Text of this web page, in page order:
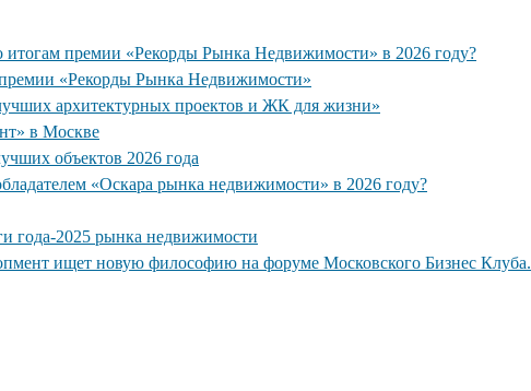
итогам премии «Рекорды Рынка Недвижимости» в 2026 году?
«Рекорды Рынка Недвижимости»
архитектурных проектов и ЖК для жизни»
в Москве
объектов 2026 года
«Оскара рынка недвижимости» в 2026 году?
года-2025 рынка недвижимости
ищет новую философию на форуме Московского Бизнес Клуба.